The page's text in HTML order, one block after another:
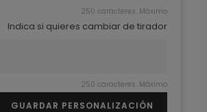
250 caracteres. Máximo
Indica si quieres cambiar de tirador
250 caracteres. Máximo
GUARDAR PERSONALIZACIÓN